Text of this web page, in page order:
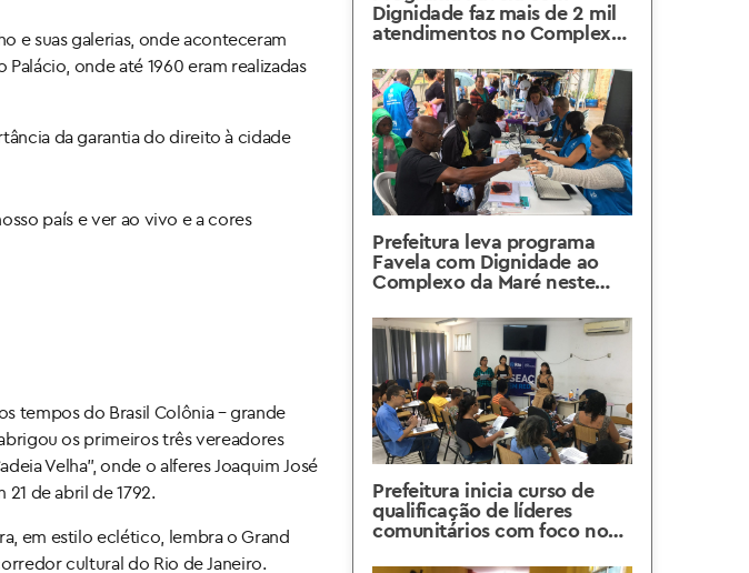
e suas galerias, onde aconteceram
onde até 1960 eram realizadas
da garantia do direito à cidade
país e ver ao vivo e a cores
tempos do Brasil Colônia – grande
os primeiros três vereadores
Velha”, onde o alferes Joaquim José
de abril de 1792.
em estilo eclético, lembra o Grand
cultural do Rio de Janeiro.
Dignidade faz mais de 2 mil
atendimentos no Complexo
Prefeitura leva programa
Favela com Dignidade ao
Complexo da Maré neste
Prefeitura inicia curso de
qualificação de líderes
comunitários com foco no